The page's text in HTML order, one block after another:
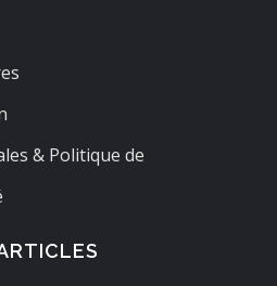
& Politique de